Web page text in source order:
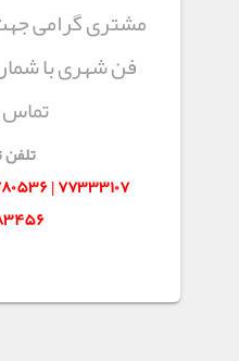
مشتری گرامی
فن شهری با